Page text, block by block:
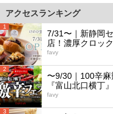
アクセスランキング
1
7/31〜｜新静岡
店！濃厚クロッ
favy
2
〜9/30｜100辛麻
『富山北口横丁
favy
3